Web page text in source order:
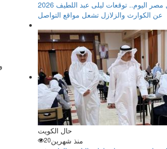
بعد زلزال مصر اليوم.. توقعات ليلى عبد اللطيف 2026
عن الكوارث والزلازل تشعل مواقع التواصل
حال الكويت
منذ شهرين20